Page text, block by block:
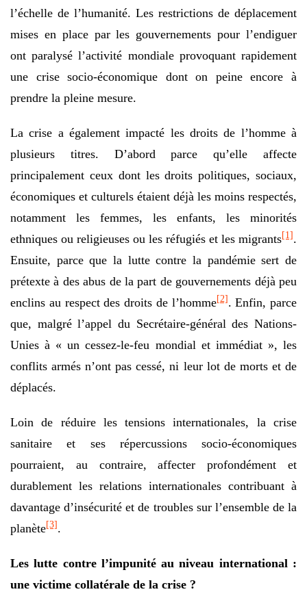
l’échelle de l’humanité. Les restrictions de déplacement
mises en place par les gouvernements pour l’endiguer
ont paralysé l’activité mondiale provoquant rapidement
une crise socio-économique dont on peine encore à
prendre la pleine mesure.
La crise a également impacté les droits de l’homme à
plusieurs titres. D’abord parce qu’elle affecte
principalement ceux dont les droits politiques, sociaux,
économiques et culturels étaient déjà les moins respectés,
notamment les femmes, les enfants, les minorités
ethniques ou religieuses ou les réfugiés et les migrants[1].
Ensuite, parce que la lutte contre la pandémie sert de
prétexte à des abus de la part de gouvernements déjà peu
enclins au respect des droits de l’homme[2]. Enfin, parce
que, malgré l’appel du Secrétaire-général des Nations-
Unies à « un cessez-le-feu mondial et immédiat », les
conflits armés n’ont pas cessé, ni leur lot de morts et de
déplacés.
Loin de réduire les tensions internationales, la crise
sanitaire et ses répercussions socio-économiques
pourraient, au contraire, affecter profondément et
durablement les relations internationales contribuant à
davantage d’insécurité et de troubles sur l’ensemble de la
planète[3].
Les lutte contre l’impunité au niveau international :
une victime collatérale de la crise ?